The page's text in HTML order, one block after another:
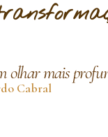
olhar mais
Cabral